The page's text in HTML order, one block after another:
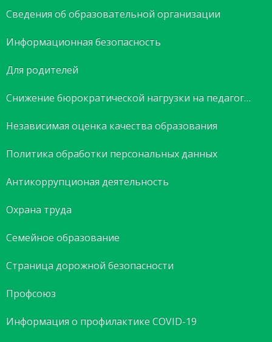
Сведения об образовательной организации
Информационная безопасность
Для родителей
Снижение бюрократической нагрузки на педагогов
Независимая оценка качества образования
Политика обработки персональных данных
Антикоррупционая деятельность
Охрана труда
Семейное образование
Страница дорожной безопасности
Профсоюз
Информация о профилактике COVID-19